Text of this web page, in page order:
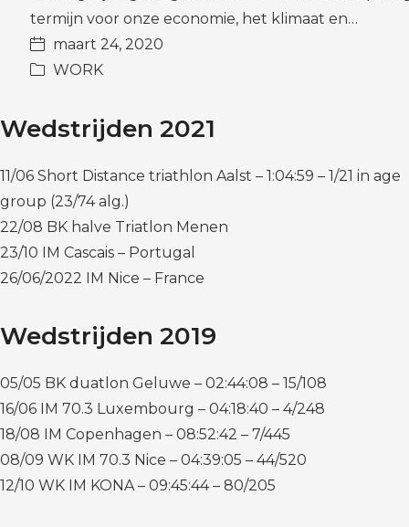
termijn voor onze economie, het klimaat en…
maart 24, 2020
WORK
Wedstrijden 2021
11/06 Short Distance triathlon Aalst – 1:04:59 – 1/21 in age
group (23/74 alg.)
22/08 BK halve Triatlon Menen
23/10 IM Cascais – Portugal
26/06/2022 IM Nice – France
Wedstrijden 2019
05/05 BK duatlon Geluwe – 02:44:08 – 15/108
16/06 IM 70.3 Luxembourg – 04:18:40 – 4/248
18/08 IM Copenhagen – 08:52:42 – 7/445
08/09 WK IM 70.3 Nice – 04:39:05 – 44/520
12/10 WK IM KONA – 09:45:44 – 80/205